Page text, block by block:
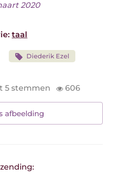
2020
taal
Diederik Ezel
5 stemmen 606
afbeelding